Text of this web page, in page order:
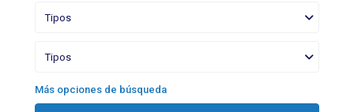
Tipos
Tipos
Más opciones de búsqueda